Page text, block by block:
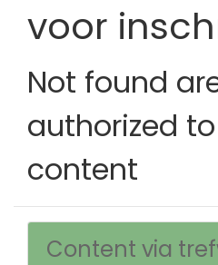
voor
Not found
authorized
content
Content via